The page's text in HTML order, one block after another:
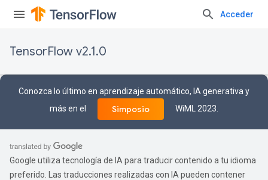
Acceder
TensorFlow v2.1.0
Conozca lo último en aprendizaje automático, IA generativa y
más en el
Simposio WiML 2023.
Google utiliza tecnología de IA para traducir contenido a tu idioma
preferido. Las traducciones realizadas con IA pueden contener